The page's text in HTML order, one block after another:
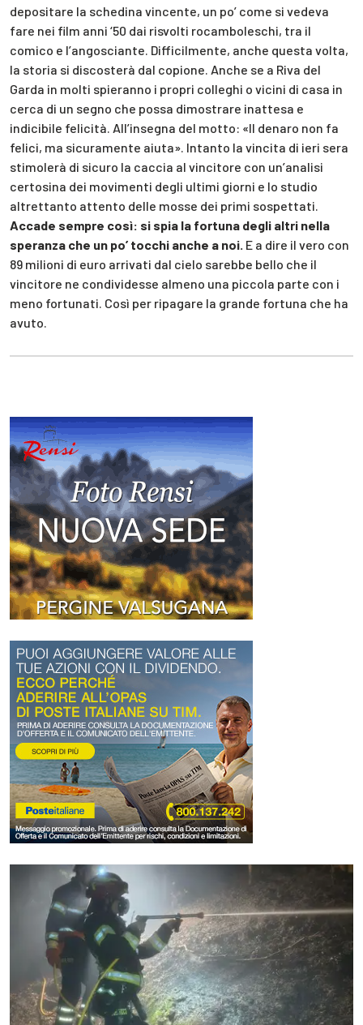
depositare la schedina vincente, un po’ come si vedeva
fare nei film anni ‘50 dai risvolti rocamboleschi, tra il
comico e l’angosciante. Difficilmente, anche questa volta,
la storia si discosterà dal copione. Anche se a Riva del
Garda in molti spieranno i propri colleghi o vicini di casa in
cerca di un segno che possa dimostrare inattesa e
indicibile felicità. All’insegna del motto: «Il denaro non fa
felici, ma sicuramente aiuta». Intanto la vincita di ieri sera
stimolerà di sicuro la caccia al vincitore con un’analisi
certosina dei movimenti degli ultimi giorni e lo studio
altrettanto attento delle mosse dei primi sospettati.
Accade sempre così: si spia la fortuna degli altri nella
speranza che un po’ tocchi anche a noi. E a dire il vero con
89 milioni di euro arrivati dal cielo sarebbe bello che il
vincitore ne condividesse almeno una piccola parte con i
meno fortunati. Così per ripagare la grande fortuna che ha
avuto.